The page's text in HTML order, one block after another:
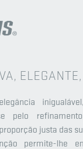
pelo
justa das
permite-lhe